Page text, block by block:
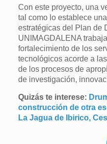
Con este proyecto, una
tal como lo establece
estratégicas del Plan de
UNIMAGDALENA
fortalecimiento de los
tecnológicos acorde a
de los procesos de
de investigación,
Quizás te interese:
construcción de otra
La Jagua de Ibirico,